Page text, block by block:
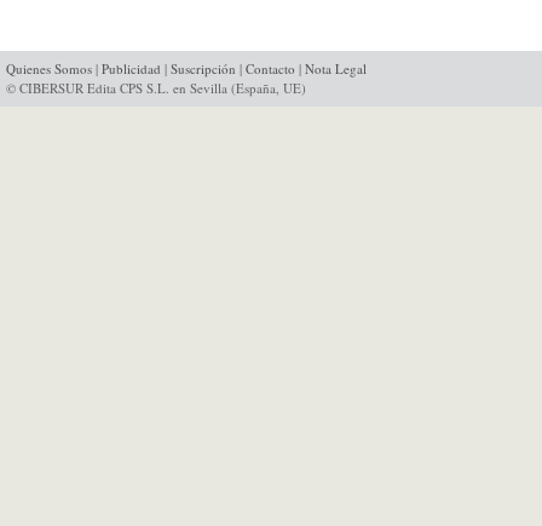
Quienes Somos | Publicidad | Suscripción | Contacto | Nota Legal
© CIBERSUR Edita CPS S.L. en Sevilla (España, UE)